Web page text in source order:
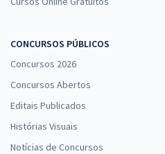
CONCURSOS PÚBLICOS
Concursos 2026
Concursos Abertos
Editais Publicados
Histórias Visuais
Notícias de Concursos